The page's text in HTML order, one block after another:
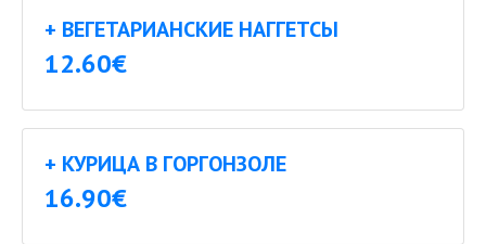
+ ВЕГЕТАРИАНСКИЕ НАГГЕТСЫ
12.60€
+ КУРИЦА В ГОРГОНЗОЛЕ
16.90€